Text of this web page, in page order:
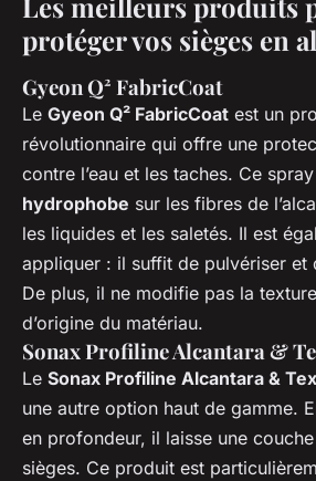
protéger vos sièges en
Gyeon Q² FabricCoat
Le Gyeon Q² FabricCoat est un
révolutionnaire qui offre une
contre l’eau et les taches. Ce
hydrophobe sur les fibres de
les liquides et les saletés. Il est
appliquer : il suffit de pulvériser et
De plus, il ne modifie pas la
d’origine du matériau.
Sonax Profiline Alcantara &
Le Sonax Profiline Alcantara &
une autre option haut de gamme.
en profondeur, il laisse une
sièges. Ce produit est